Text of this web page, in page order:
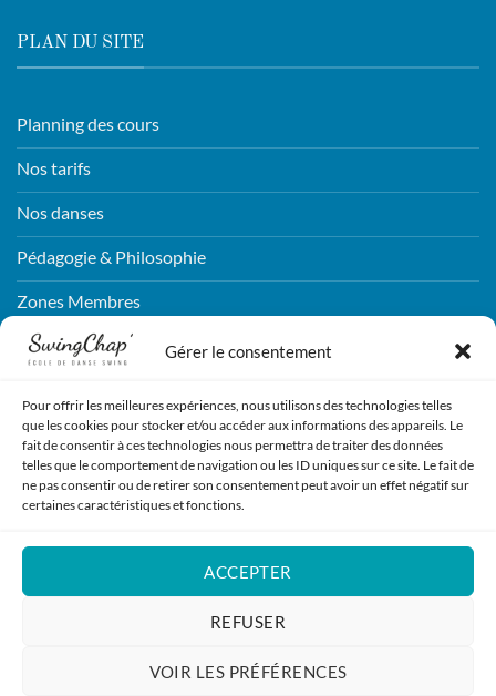
Gérer le consentement
Pour offrir les meilleures expériences, nous utilisons des technologies telles
que les cookies pour stocker et/ou accéder aux informations des appareils. Le
fait de consentir à ces technologies nous permettra de traiter des données
telles que le comportement de navigation ou les ID uniques sur ce site. Le fait de
ne pas consentir ou de retirer son consentement peut avoir un effet négatif sur
certaines caractéristiques et fonctions.
ACCEPTER
REFUSER
VOIR LES PRÉFÉRENCES
PLAN DU SITE
Planning des cours
Nos tarifs
Nos danses
Pédagogie & Philosophie
Zones Membres
Connexion
CONTACTEZ-NOUS !
ENVOYEZ NOUS UN MESSAGE !
REJOIGNEZ-NOUS !
S'INSCRIRE